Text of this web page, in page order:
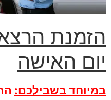
הזמנת
יום האישה
במיוחד בשבילכם: